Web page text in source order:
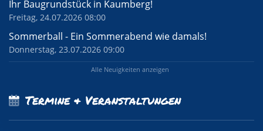
Ihr Baugrundstück in Kaumberg!
Freitag, 24.07.2026 08:00
Sommerball - Ein Sommerabend wie damals!
Donnerstag, 23.07.2026 09:00
Alle Neuigkeiten anzeigen
Termine & Veranstaltungen